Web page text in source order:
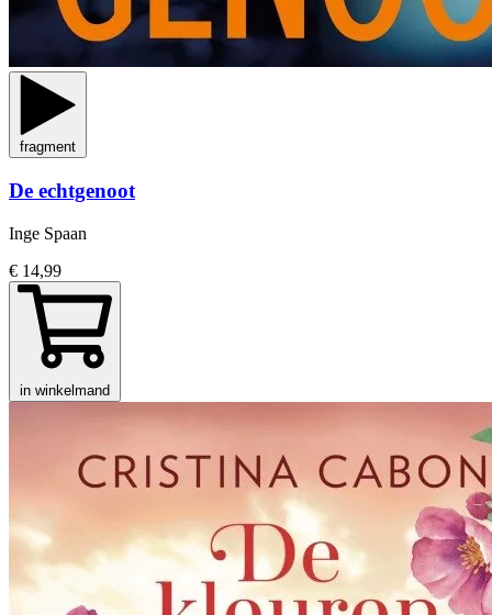
fragment
De echtgenoot
Inge Spaan
€ 14,99
in winkelmand